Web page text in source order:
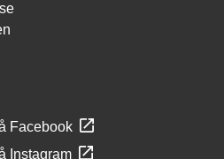
Facebook
Instagram